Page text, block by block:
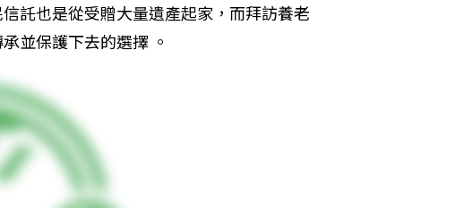
託也是從受贈大量遺產起家，而拜訪養老
並保護下去的選擇 。